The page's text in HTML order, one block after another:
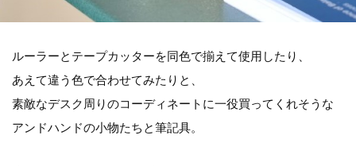
ルーラーとテープカッターを同色で揃えて使用したり、
あえて違う色で合わせてみたりと、
素敵なデスク周りのコーディネートに一役買ってくれそうな
アンドハンドの小物たちと筆記具。